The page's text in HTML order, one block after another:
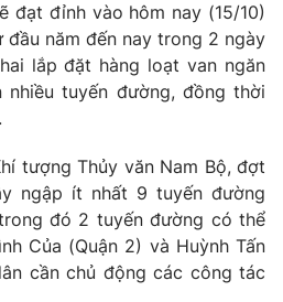
lai
đạt đỉnh vào hôm nay (15/10)
năm đến nay trong 2 ngày
lắp đặt hàng loạt van ngăn
tuyến đường, đồng thời
tượng Thủy văn Nam Bộ, đợt
ngập ít nhất 9 tuyến đường
đó 2 tuyến đường có thể
Của (Quận 2) và Huỳnh Tấn
cần chủ động các công tác